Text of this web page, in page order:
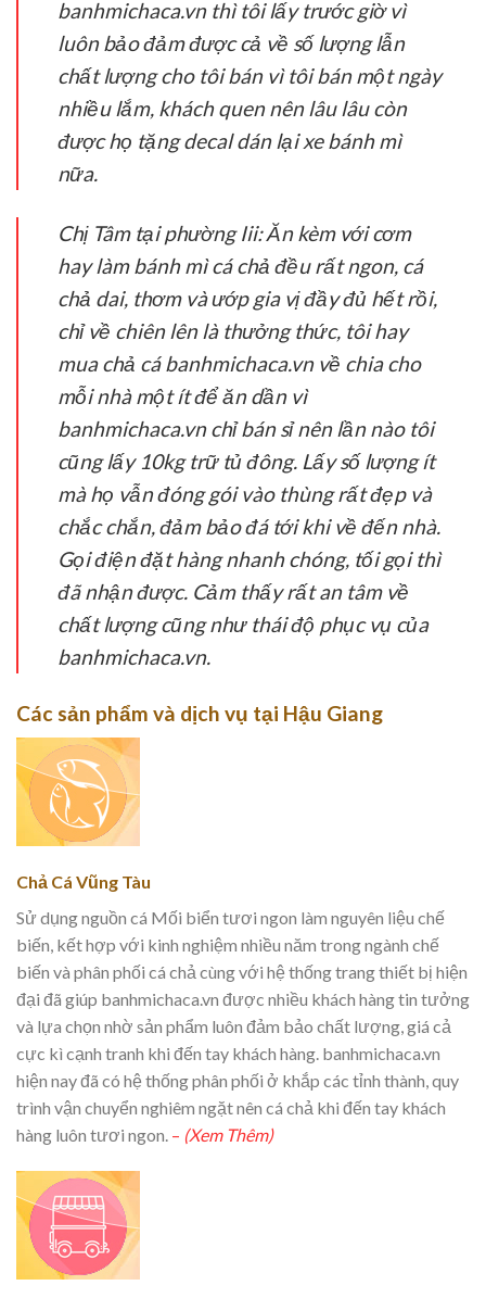
banhmichaca.vn thì tôi lấy trước giờ vì
luôn bảo đảm được cả về số lượng lẫn
chất lượng cho tôi bán vì tôi bán một ngày
nhiều lắm, khách quen nên lâu lâu còn
được họ tặng decal dán lại xe bánh mì
nữa.
Chị Tâm tại phường Iii:Ăn kèm với cơm
hay làm bánh mì cá chả đều rất ngon, cá
chả dai, thơm và ướp gia vị đầy đủ hết rồi,
chỉ về chiên lên là thưởng thức, tôi hay
mua chả cá banhmichaca.vn về chia cho
mỗi nhà một ít để ăn dần vì
banhmichaca.vn chỉ bán sỉ nên lần nào tôi
cũng lấy 10kg trữ tủ đông. Lấy số lượng ít
mà họ vẫn đóng gói vào thùng rất đẹp và
chắc chắn, đảm bảo đá tới khi về đến nhà.
Gọi điện đặt hàng nhanh chóng, tối gọi thì
đã nhận được. Cảm thấy rất an tâm về
chất lượng cũng như thái độ phục vụ của
banhmichaca.vn.
Các sản phẩm và dịch vụ tại Hậu Giang
Chả Cá Vũng Tàu
Sử dụng nguồn cá Mối biển tươi ngon làm nguyên liệu chế
biến, kết hợp với kinh nghiệm nhiều năm trong ngành chế
biến và phân phối cá chả cùng với hệ thống trang thiết bị hiện
đại đã giúp banhmichaca.vn được nhiều khách hàng tin tưởng
và lựa chọn nhờ sản phẩm luôn đảm bảo chất lượng, giá cả
cực kì cạnh tranh khi đến tay khách hàng. banhmichaca.vn
hiện nay đã có hệ thống phân phối ở khắp các tỉnh thành, quy
trình vận chuyển nghiêm ngặt nên cá chả khi đến tay khách
hàng luôn tươi ngon. – (Xem Thêm)